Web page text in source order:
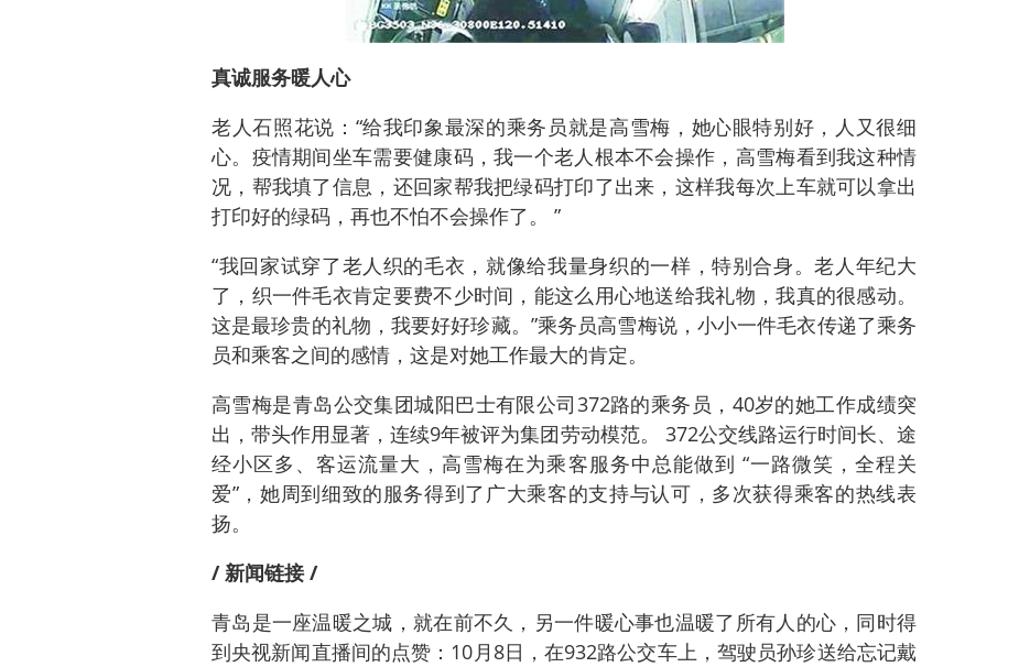
真诚服务暖人心
老人石照花说：“给我印象最深的乘务员就是高雪梅，她心眼特别好，人又很细
心。疫情期间坐车需要健康码，我一个老人根本不会操作，高雪梅看到我这种情
况，帮我填了信息，还回家帮我把绿码打印了出来，这样我每次上车就可以拿出
打印好的绿码，再也不怕不会操作了。 ”
“我回家试穿了老人织的毛衣，就像给我量身织的一样，特别合身。老人年纪大
了，织一件毛衣肯定要费不少时间，能这么用心地送给我礼物，我真的很感动。
这是最珍贵的礼物，我要好好珍藏。”乘务员高雪梅说，小小一件毛衣传递了乘务
员和乘客之间的感情，这是对她工作最大的肯定。
高雪梅是青岛公交集团城阳巴士有限公司372路的乘务员，40岁的她工作成绩突
出，带头作用显著，连续9年被评为集团劳动模范。 372公交线路运行时间长、途
经小区多、客运流量大，高雪梅在为乘客服务中总能做到 “一路微笑，全程关
爱”，她周到细致的服务得到了广大乘客的支持与认可，多次获得乘客的热线表
扬。
/ 新闻链接 /
青岛是一座温暖之城，就在前不久，另一件暖心事也温暖了所有人的心，同时得
到央视新闻直播间的点赞：10月8日，在932路公交车上，驾驶员孙珍送给忘记戴